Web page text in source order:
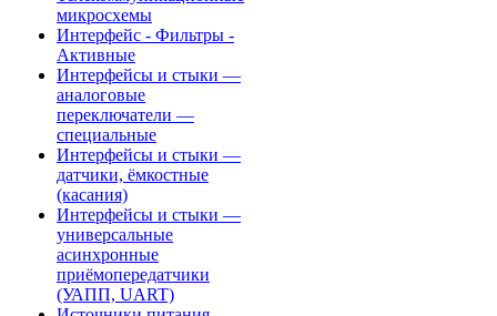
микросхемы
Интерфейс - Фильтры -
Активные
Интерфейсы и стыки —
аналоговые
переключатели —
специальные
Интерфейсы и стыки —
датчики, ёмкостные
(касания)
Интерфейсы и стыки —
универсальные
асинхронные
приёмопередатчики
(УАПП, UART)